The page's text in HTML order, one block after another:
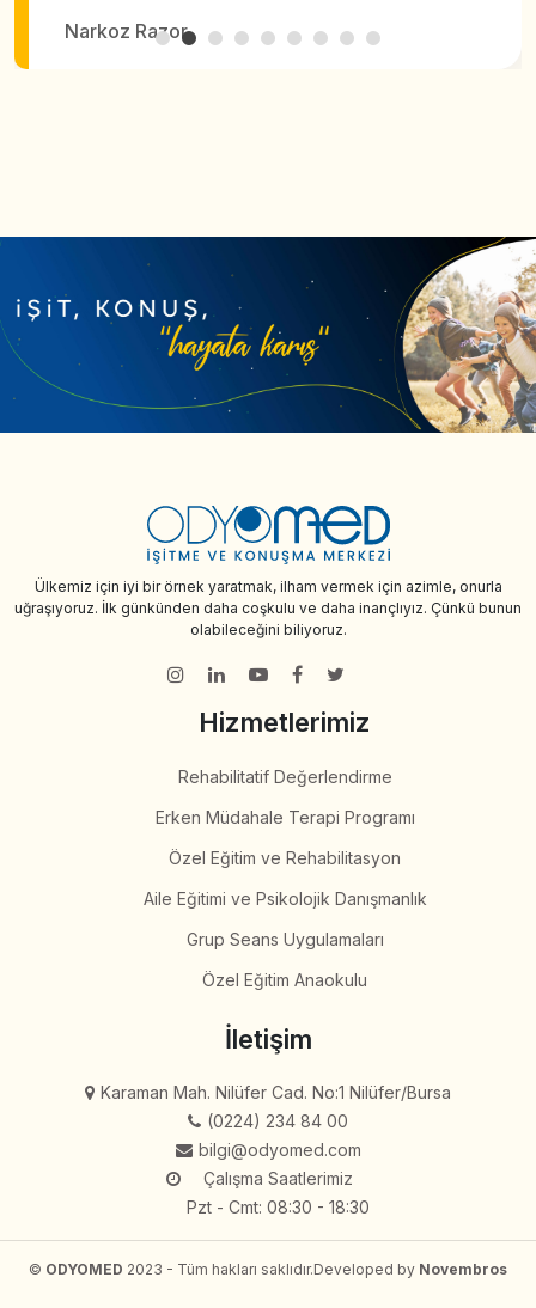
Narkoz Razor
Ülkemiz için iyi bir örnek yaratmak, ilham vermek için azimle, onurla
uğraşıyoruz. İlk günkünden daha coşkulu ve daha inançlıyız. Çünkü bunun
olabileceğini biliyoruz.
Hizmetlerimiz
Rehabilitatif Değerlendirme
Erken Müdahale Terapi Programı
Özel Eğitim ve Rehabilitasyon
Aile Eğitimi ve Psikolojik Danışmanlık
Grup Seans Uygulamaları
Özel Eğitim Anaokulu
İletişim
Karaman Mah. Nilüfer Cad. No:1 Nilüfer/Bursa
(0224) 234 84 00
bilgi@odyomed.com
Çalışma Saatlerimiz
Pzt - Cmt: 08:30 - 18:30
© ODYOMED 2023 - Tüm hakları saklıdır.Developed by Novembros